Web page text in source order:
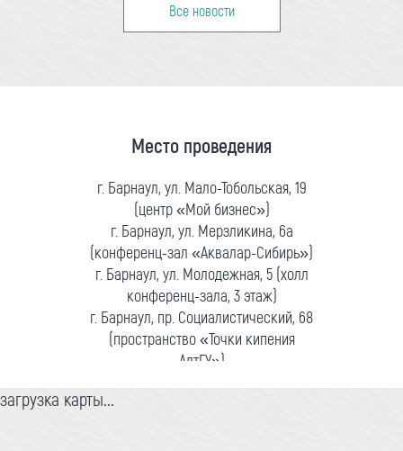
Все новости
Место проведения
г. Барнаул, ул. Мало-Тобольская, 19
(центр «Мой бизнес»)
г. Барнаул, ул. Мерзликина, 6а
(конференц-зал «Аквалар-Сибирь»)
г. Барнаул, ул. Молодежная, 5 (холл
конференц-зала, 3 этаж)
г. Барнаул, пр. Социалистический, 68
(пространство «Точки кипения
АлтГУ»)
загрузка карты...